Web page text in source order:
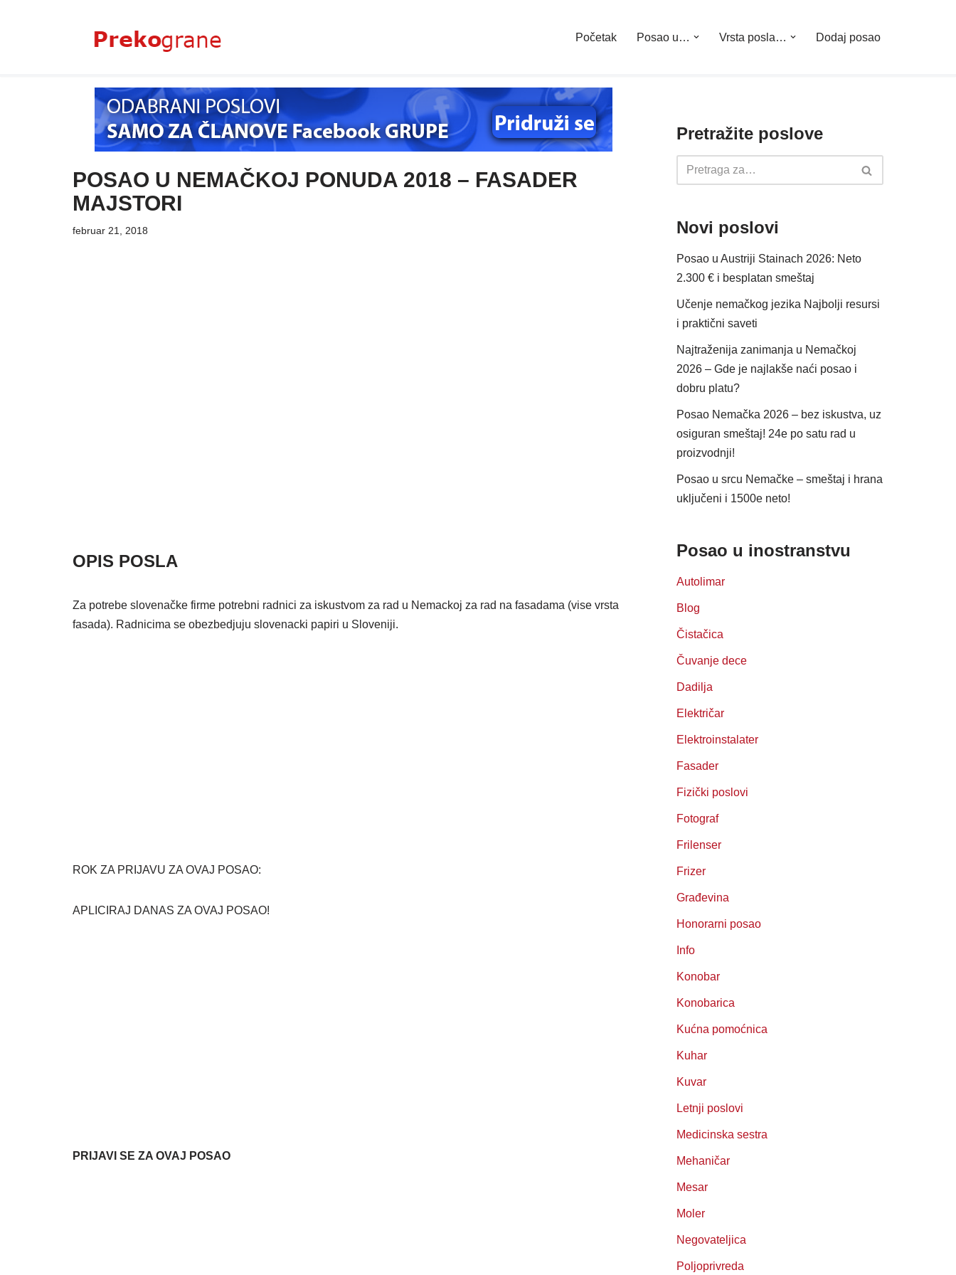
Početak Posao u… Vrsta posla… Dodaj posao
POSAO U NEMAČKOJ PONUDA 2018 – FASADER
MAJSTORI
februar 21, 2018
OPIS POSLA
Za potrebe slovenačke firme potrebni radnici za iskustvom za rad u Nemackoj za rad na fasadama (vise vrsta
fasada). Radnicima se obezbedjuju slovenacki papiri u Sloveniji.
ROK ZA PRIJAVU ZA OVAJ POSAO:
APLICIRAJ DANAS ZA OVAJ POSAO!
PRIJAVI SE ZA OVAJ POSAO
Pretražite poslove
Novi poslovi
Posao u Austriji Stainach 2026: Neto
2.300 € i besplatan smeštaj
Učenje nemačkog jezika Najbolji resursi
i praktični saveti
Najtraženija zanimanja u Nemačkoj
2026 – Gde je najlakše naći posao i
dobru platu?
Posao Nemačka 2026 – bez iskustva, uz
osiguran smeštaj! 24e po satu rad u
proizvodnji!
Posao u srcu Nemačke – smeštaj i hrana
uključeni i 1500e neto!
Posao u inostranstvu
Autolimar
Blog
Čistačica
Čuvanje dece
Dadilja
Električar
Elektroinstalater
Fasader
Fizički poslovi
Fotograf
Frilenser
Frizer
Građevina
Honorarni posao
Info
Konobar
Konobarica
Kućna pomoćnica
Kuhar
Kuvar
Letnji poslovi
Medicinska sestra
Mehaničar
Mesar
Moler
Negovateljica
Poljoprivreda